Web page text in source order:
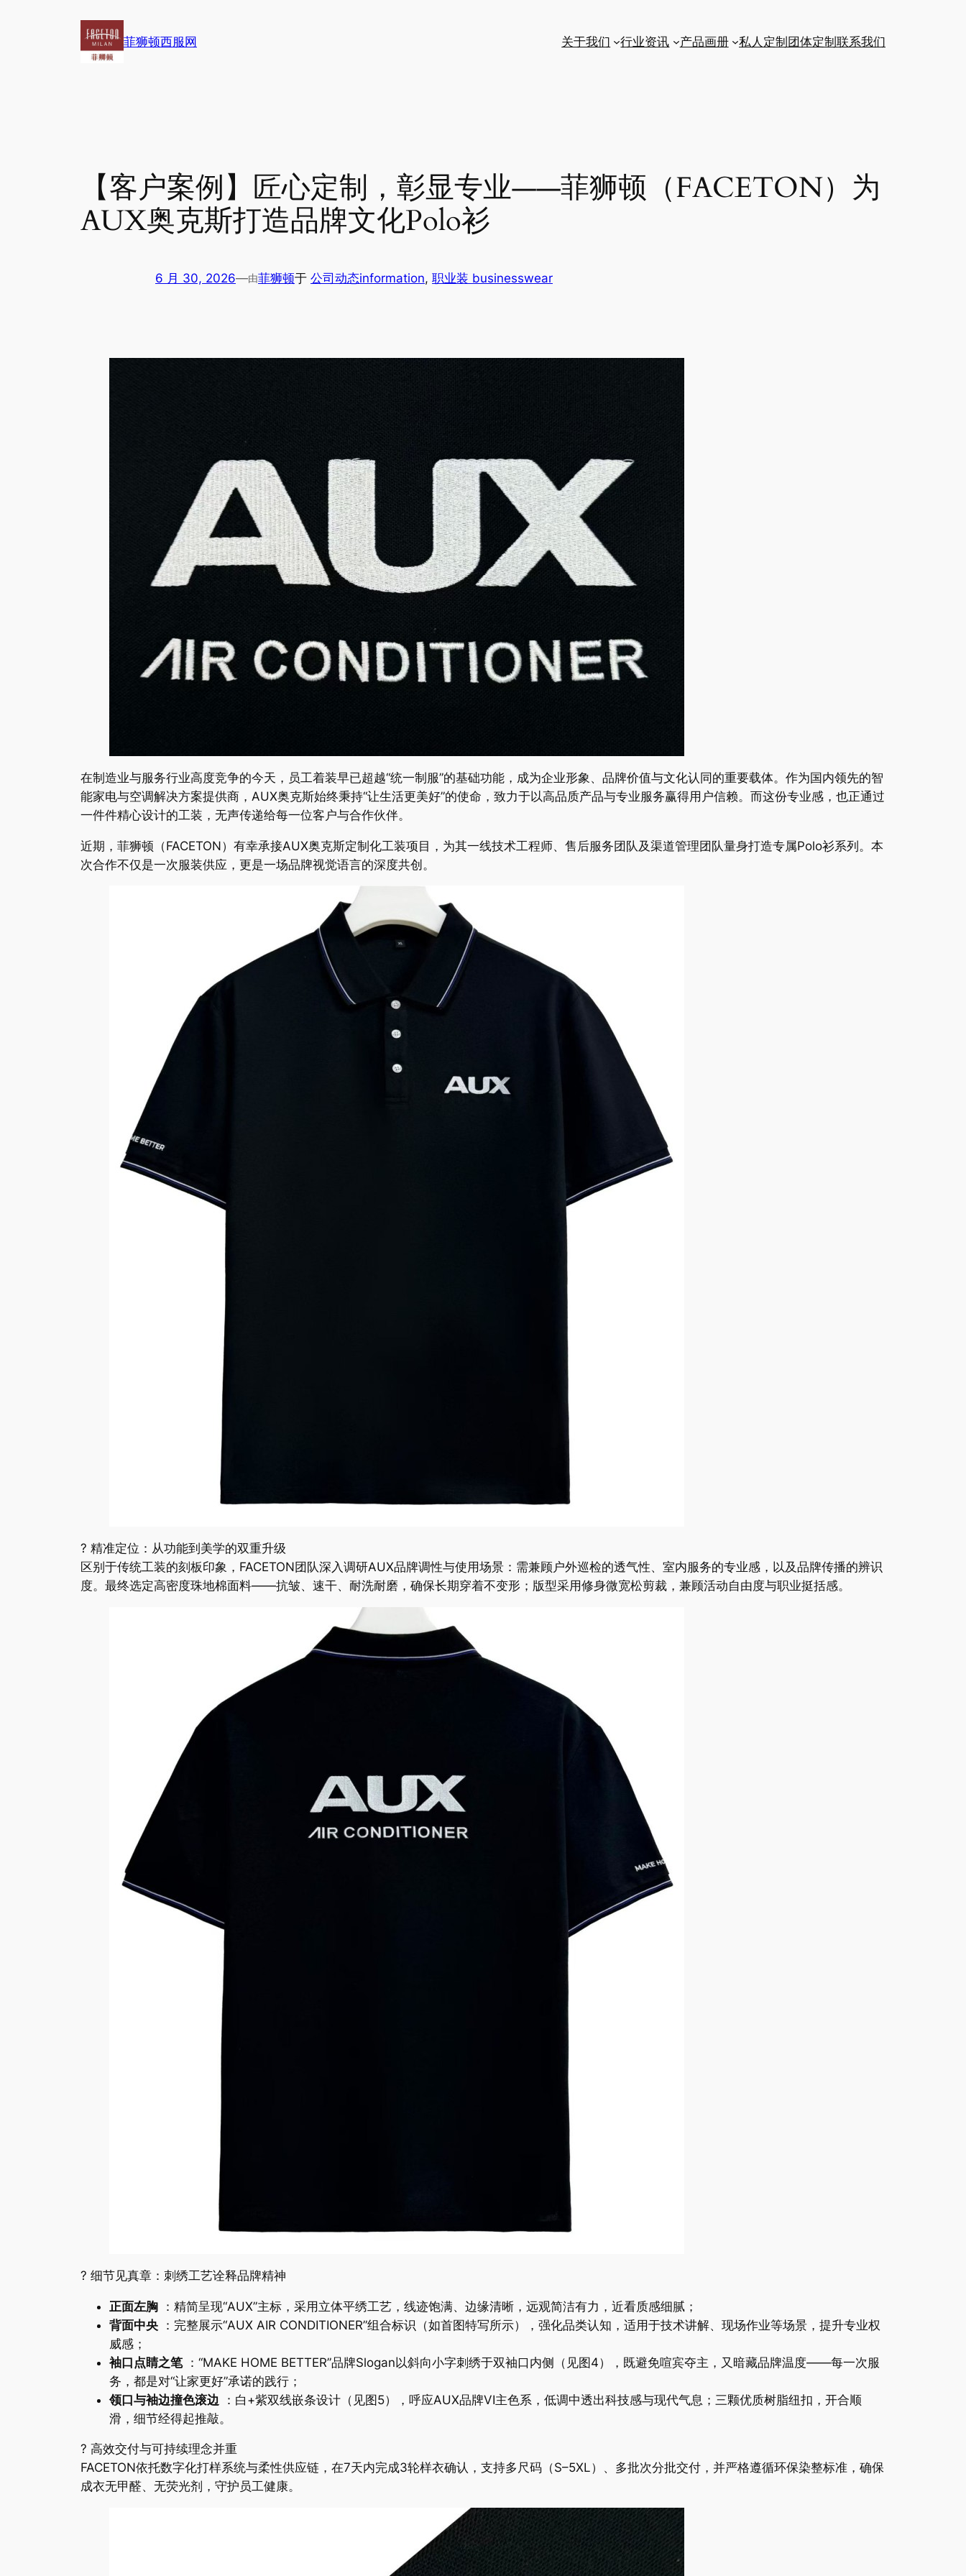
菲狮顿西服网 关于我们 行业资讯 产品画册 私人定制 团体定制 联系我们
【客户案例】匠心定制，彰显专业——菲狮顿（FACETON）为
AUX奥克斯打造品牌文化Polo衫
6 月 30, 2026—由菲狮顿于 公司动态information, 职业装 businesswear
在制造业与服务行业高度竞争的今天，员工着装早已超越“统一制服”的基础功能，成为企业形象、品牌价值与文化认同的重要载体。作为国内领先的智
能家电与空调解决方案提供商，AUX奥克斯始终秉持“让生活更美好”的使命，致力于以高品质产品与专业服务赢得用户信赖。而这份专业感，也正通过
一件件精心设计的工装，无声传递给每一位客户与合作伙伴。
近期，菲狮顿（FACETON）有幸承接AUX奥克斯定制化工装项目，为其一线技术工程师、售后服务团队及渠道管理团队量身打造专属Polo衫系列。本
次合作不仅是一次服装供应，更是一场品牌视觉语言的深度共创。
? 精准定位：从功能到美学的双重升级
区别于传统工装的刻板印象，FACETON团队深入调研AUX品牌调性与使用场景：需兼顾户外巡检的透气性、室内服务的专业感，以及品牌传播的辨识
度。最终选定高密度珠地棉面料——抗皱、速干、耐洗耐磨，确保长期穿着不变形；版型采用修身微宽松剪裁，兼顾活动自由度与职业挺括感。
? 细节见真章：刺绣工艺诠释品牌精神
正面左胸 ：精简呈现“AUX”主标，采用立体平绣工艺，线迹饱满、边缘清晰，远观简洁有力，近看质感细腻；
背面中央 ：完整展示“AUX AIR CONDITIONER”组合标识（如首图特写所示），强化品类认知，适用于技术讲解、现场作业等场景，提升专业权
威感；
袖口点睛之笔：“MAKE HOME BETTER”品牌Slogan以斜向小字刺绣于双袖口内侧（见图4），既避免喧宾夺主，又暗藏品牌温度——每一次服
务，都是对“让家更好”承诺的践行；
领口与袖边撞色滚边 ：白+紫双线嵌条设计（见图5），呼应AUX品牌VI主色系，低调中透出科技感与现代气息；三颗优质树脂纽扣，开合顺
滑，细节经得起推敲。
? 高效交付与可持续理念并重
FACETON依托数字化打样系统与柔性供应链，在7天内完成3轮样衣确认，支持多尺码（S–5XL）、多批次分批交付，并严格遵循环保染整标准，确保
成衣无甲醛、无荧光剂，守护员工健康。